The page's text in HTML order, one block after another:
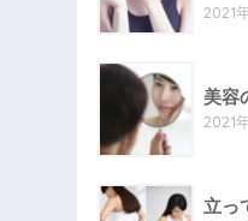
2021
美容
2021
立っ